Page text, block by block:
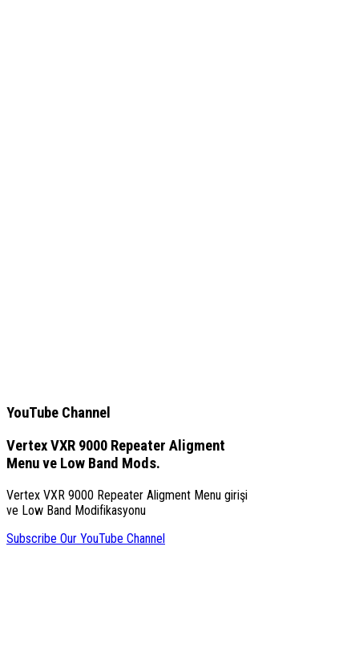
YouTube Channel
Vertex VXR 9000 Repeater Aligment
Menu ve Low Band Mods.
Vertex VXR 9000 Repeater Aligment Menu girişi
ve Low Band Modifikasyonu
Subscribe Our YouTube Channel